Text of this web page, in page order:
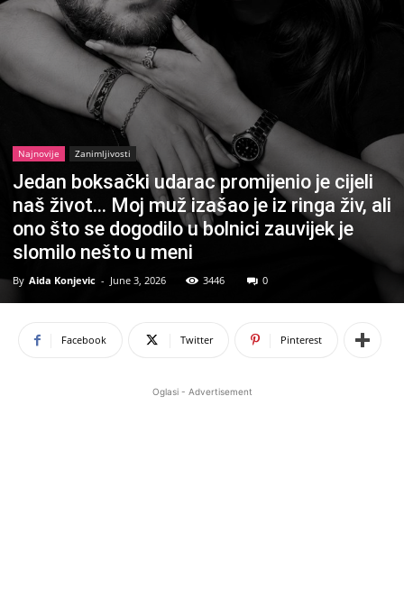
Najnovije Zanimljivosti
Jedan boksački udarac promijenio je cijeli
naš život… Moj muž izašao je iz ringa živ, ali
ono što se dogodilo u bolnici zauvijek je
slomilo nešto u meni
By Aida Konjevic - June 3, 2026 3446 0
Facebook Twitter Pinterest
Oglasi - Advertisement